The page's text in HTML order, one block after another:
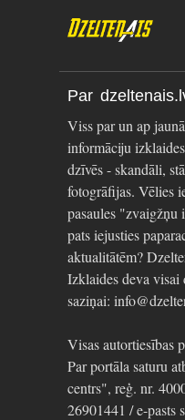
Par
Viss par un ap
informāciju
dzīvēs - skandāli,
fotogrāfijas. Vēlies
pasaules
pats iejusties
aktualitātēm?
Izklaides deva visai
saziņai:
Visas autortiesības
Par portāla saturu
centrs", reģ. nr.
26901441 / e-pasts